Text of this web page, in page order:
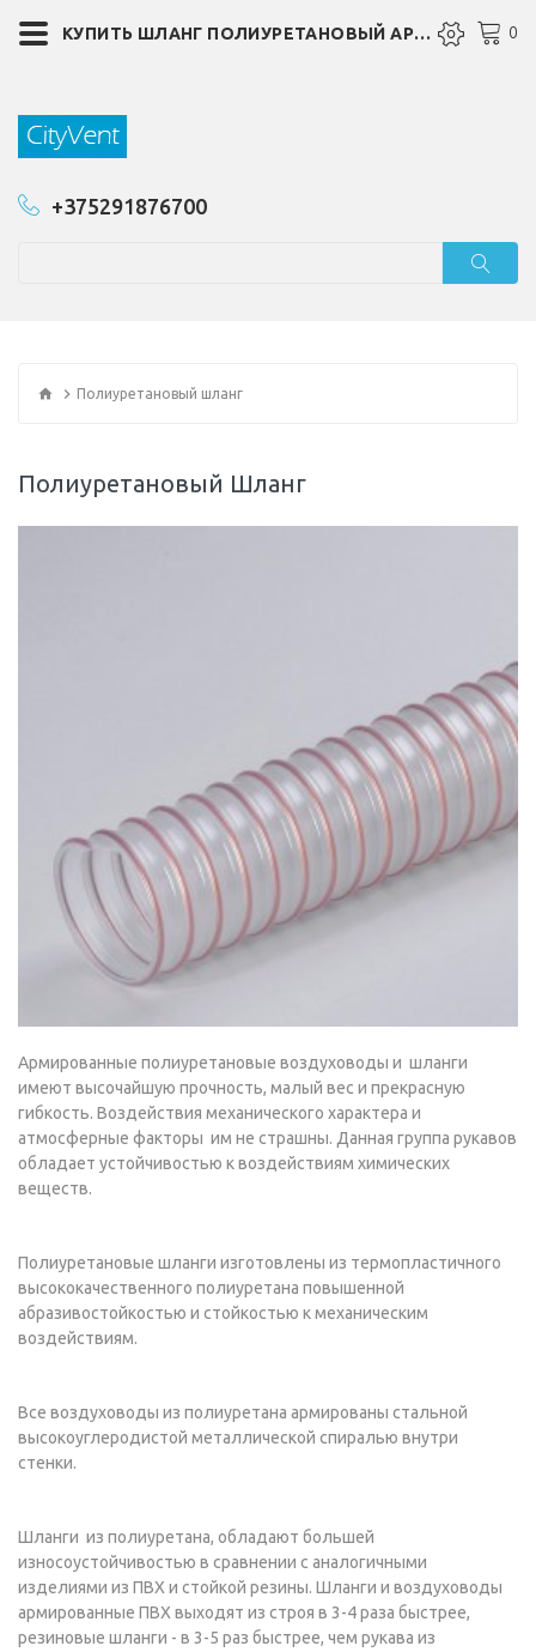
+375291876700
0
Полиуретановый шланг
Полиуретановый Шланг
Армированные полиуретановые воздуховоды и шланги
имеют высочайшую прочность, малый вес и прекрасную
гибкость. Воздействия механического характера и
атмосферные факторы им не страшны. Данная группа рукавов
обладает устойчивостью к воздействиям химических
веществ.
Полиуретановые шланги изготовлены из термопластичного
высококачественного полиуретана повышенной
абразивостойкостью и стойкостью к механическим
воздействиям.
Все воздуховоды из полиуретана армированы стальной
высокоуглеродистой металлической спиралью внутри
стенки.
Шланги из полиуретана, обладают большей
износоустойчивостью в сравнении с аналогичными
изделиями из ПВХ и стойкой резины. Шланги и воздуховоды
армированные ПВХ выходят из строя в 3-4 раза быстрее,
резиновые шланги - в 3-5 раз быстрее, чем рукава из
КУПИТЬ ШЛАНГ ПОЛИУРЕТАНОВЫЙ АРМИРОВАННЫЙ ВОЗДУХОВОД ДЛЯ АСПИРАЦИИ